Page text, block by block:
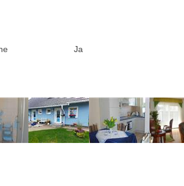
Ja